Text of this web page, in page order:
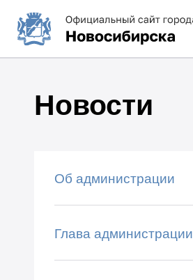
Новости
Об администрации
Глава администрации